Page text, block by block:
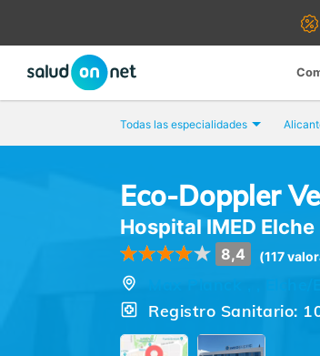
Todas las especialidades
Eco-Doppler
Hospital IMED Elche
8,4 (117
Registro Sanitario: